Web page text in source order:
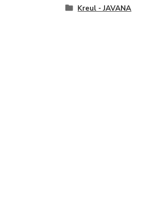
Kreul - JAVANA